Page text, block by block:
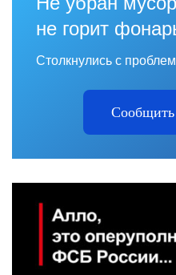
не горит
Столкнулись с
Сообщить